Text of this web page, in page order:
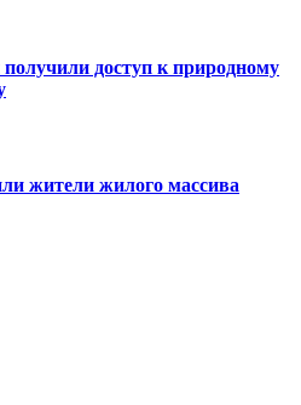
доступ к природному
жители жилого массива